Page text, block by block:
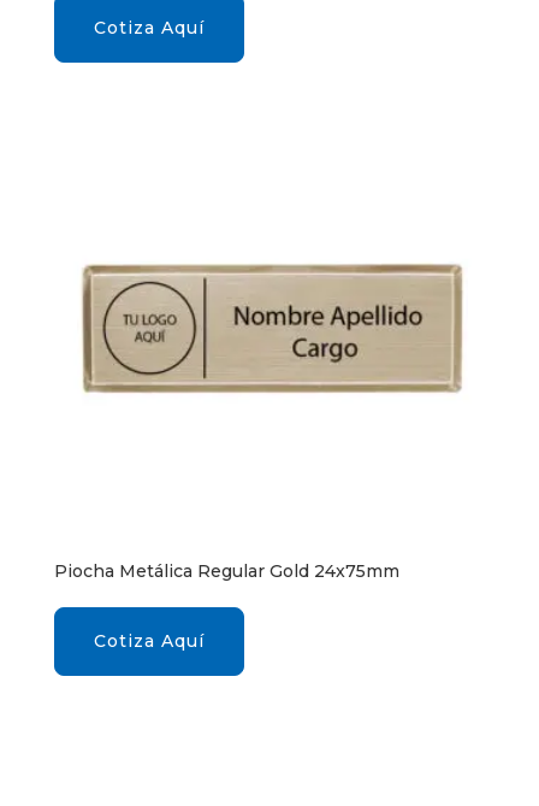
Cotiza Aquí
Piocha Metálica Regular Gold 24x75mm
Cotiza Aquí